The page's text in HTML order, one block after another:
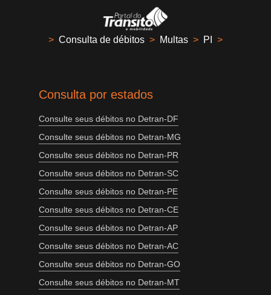
> Consulta de débitos > Multas > PI >
Consulta por estados
Consulte seus débitos no Detran-DF
Consulte seus débitos no Detran-MG
Consulte seus débitos no Detran-PR
Consulte seus débitos no Detran-SC
Consulte seus débitos no Detran-PE
Consulte seus débitos no Detran-CE
Consulte seus débitos no Detran-AP
Consulte seus débitos no Detran-AC
Consulte seus débitos no Detran-GO
Consulte seus débitos no Detran-MT